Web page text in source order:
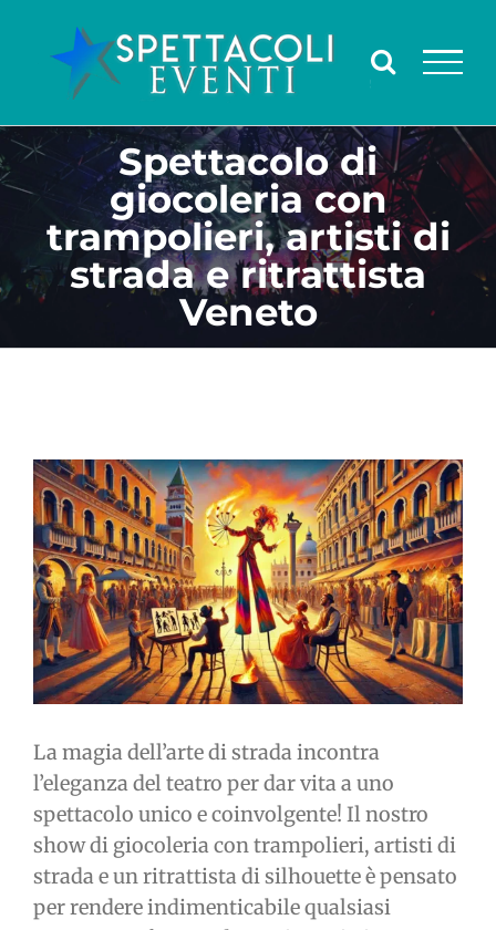
contenuto
Spettacolo di
giocoleria con
trampolieri, artisti di
strada e ritrattista
Veneto
Ingrandisci
immagine
La magia dell’arte di strada incontra
l’eleganza del teatro per dar vita a uno
spettacolo unico e coinvolgente! Il nostro
show di giocoleria con trampolieri, artisti di
strada e un ritrattista di silhouette è pensato
per rendere indimenticabile qualsiasi